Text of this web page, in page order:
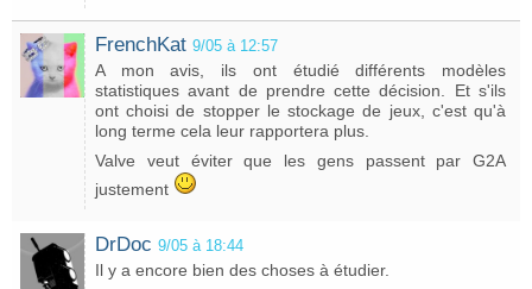
FrenchKat 9/05 à 12:57
A mon avis, ils ont étudié différents modèles
statistiques avant de prendre cette décision. Et s'ils
ont choisi de stopper le stockage de jeux, c'est qu'à
long terme cela leur rapportera plus.
Valve veut éviter que les gens passent par G2A
justement
DrDoc 9/05 à 18:44
Il y a encore bien des choses à étudier.